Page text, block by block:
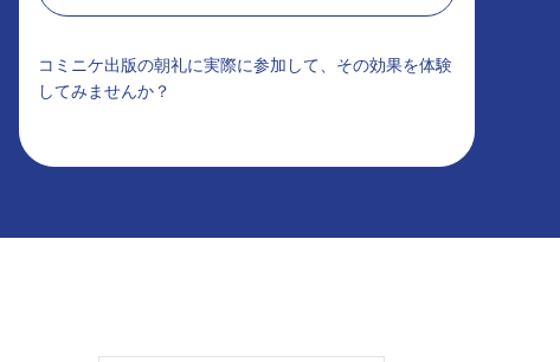
コミニケ出版の朝礼に実際に参加して、その効果を体験
してみませんか？